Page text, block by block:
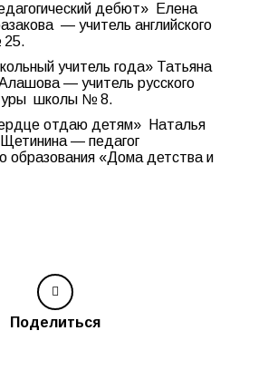
дебют» Елена
— учитель английского
учитель года» Татьяна
— учитель русского
школы № 8.
отдаю детям» Наталья
— педагог
образования «Дома детства и
Поделиться